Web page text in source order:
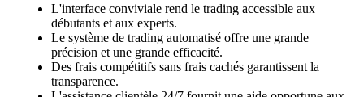
L'interface conviviale rend le trading accessible aux
débutants et aux experts.
Le système de trading automatisé offre une grande
précision et une grande efficacité.
Des frais compétitifs sans frais cachés garantissent la
transparence.